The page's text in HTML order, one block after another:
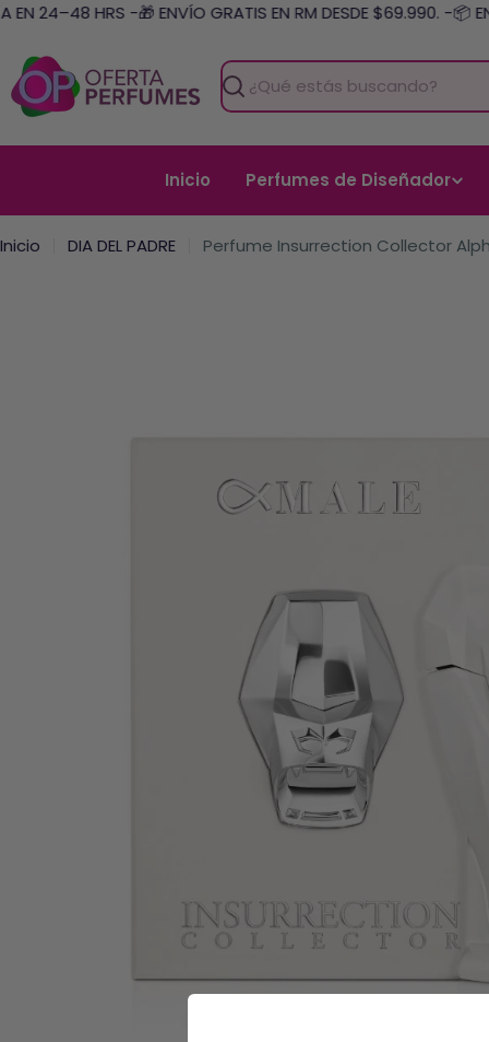
Saltar
contenido
EN 24–48 HRS - 🎁 ENVÍO GRATIS EN RM DESDE $69.990. - 📦
Buscar
Inicio Perfumes de Diseñador
Inicio DIA DEL PADRE Perfume Insurrection Collector
el archivo 0 en una ventana modal